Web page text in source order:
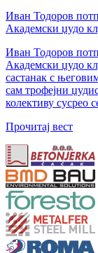
Иван Тодоров
Академски џудо
Иван Тодоров
Академски џудо
састанак с
сам трофејни
колективу сусрео
Прочитај вест